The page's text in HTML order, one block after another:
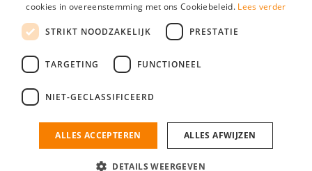
Wachtwoord
login gegevens onthouden
login
Bedrijf aanmelden
nieuwe collega/werknemer zo gevonden!
cookies in overeenstemming met ons Cookiebeleid. Lees verder
STRIKT NOODZAKELIJK PRESTATIE
TARGETING FUNCTIONEEL
NIET-GECLASSIFICEERD
ALLES ACCEPTEREN ALLES AFWIJZEN
DETAILS WEERGEVEN